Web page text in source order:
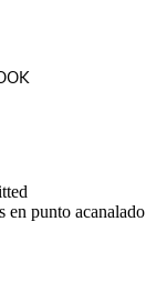
en punto acanalado